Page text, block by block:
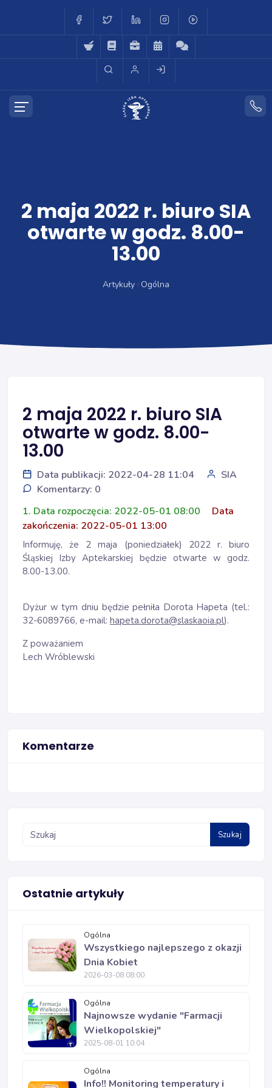
2 maja 2022 r. biuro SIA
otwarte w godz. 8.00-
13.00
Artykuły Ogólna
2 maja 2022 r. biuro SIA
otwarte w godz. 8.00-
13.00
Data publikacji: 2022-04-28 11:04
SIA
Komentarzy: 0
1. Data rozpoczęcia: 2022-05-01 08:00
Data
zakończenia: 2022-05-01 13:00
Informuję, że 2 maja (poniedziałek) 2022 r. biuro
Śląskiej Izby Aptekarskiej będzie otwarte w godz.
8.00-13.00.
Dyżur w tym dniu będzie pełniła Dorota Hapeta (tel.:
32-6089766, e-mail: hapeta.dorota@slaskaoia.pl).
Z poważaniem
Lech Wróblewski
Komentarze
Szukaj
Ostatnie artykuły
Ogólna
Wszystkiego najlepszego z okazji
Dnia Kobiet
2026-03-08 08:00
Ogólna
Najnowsze wydanie "Farmacji
Wielkopolskiej"
2025-08-01 10:04
Ogólna
Info!! Monitoring temperatury i